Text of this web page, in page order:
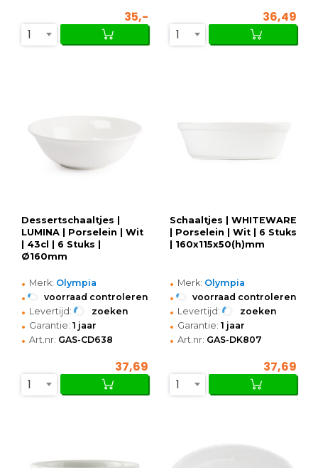
35,-
1
36,49
1
Dessertschaaltjes |
LUMINA | Porselein | Wit
| 43cl | 6 Stuks |
Ø160mm
• Merk: Olympia
• voorraad controleren
• Levertijd: zoeken
• Garantie: 1 jaar
• Art.nr: GAS-CD638
37,69
1
Schaaltjes | WHITEWARE
| Porselein | Wit | 6 Stuks
| 160x115x50(h)mm
• Merk: Olympia
• voorraad controleren
• Levertijd: zoeken
• Garantie: 1 jaar
• Art.nr: GAS-DK807
37,69
1